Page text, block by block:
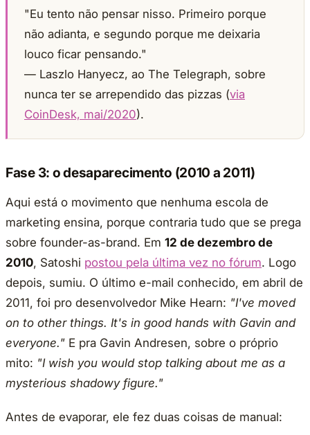
"Eu tento não pensar nisso. Primeiro porque
não adianta, e segundo porque me deixaria
louco ficar pensando."
— Laszlo Hanyecz, ao The Telegraph, sobre
nunca ter se arrependido das pizzas (via
CoinDesk, mai/2020).
Fase 3: o desaparecimento (2010 a 2011)
Aqui está o movimento que nenhuma escola de
marketing ensina, porque contraria tudo que se prega
sobre founder-as-brand. Em 12 de dezembro de
2010, Satoshi postou pela última vez no fórum. Logo
depois, sumiu. O último e-mail conhecido, em abril de
2011, foi pro desenvolvedor Mike Hearn: "I've moved
on to other things. It's in good hands with Gavin and
everyone." E pra Gavin Andresen, sobre o próprio
mito: "I wish you would stop talking about me as a
mysterious shadowy figure."
Antes de evaporar, ele fez duas coisas de manual: